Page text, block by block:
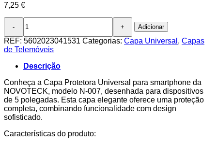
7,25 €
Quantidade
Capa
Protetora
Universal
Negro
Smartphone
de
5''
N-
007
Visor
Adicionar
REF: 5602023041531 Categorias: Capa Universal , Capas
de Telemóveis
Descrição
Conheça a Capa Protetora Universal para smartphone da
NOVOTECK, modelo N-007, desenhada para dispositivos
de 5 polegadas. Esta capa elegante oferece uma proteção
completa, combinando funcionalidade com design
sofisticado.
Características do produto: